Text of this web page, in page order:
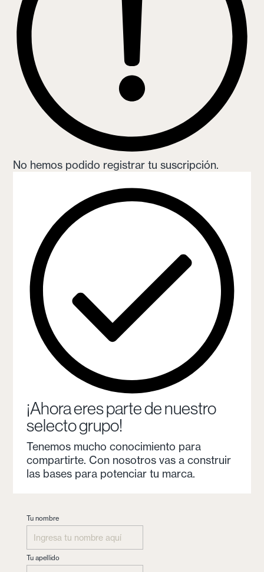
No hemos podido registrar tu suscripción.
¡Ahora eres parte de nuestro
selecto grupo!
Tenemos mucho conocimiento para
compartirte. Con nosotros vas a construir
las bases para potenciar tu marca.
Tu nombre
Tu apellido